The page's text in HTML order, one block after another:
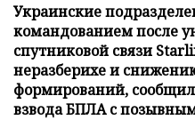
Украинские
командованием после
спутниковой связи
неразберихе и
формирований,
взвода БПЛА с